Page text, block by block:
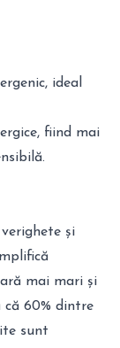
ideal
fiind mai
și
mai mari și
că 60% dintre
sunt